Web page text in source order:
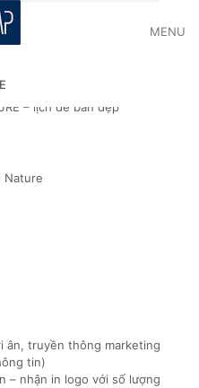
MENU
Nature
ân, truyền thông marketing
tin)
– nhận in logo với số lượng